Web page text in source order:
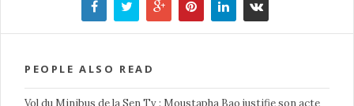
PEOPLE ALSO READ
Vol du Minibus de la Sen Tv : Moustapha Bao justifie son acte